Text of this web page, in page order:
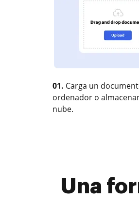
01. Carga un
ordenador o
nube.
Una